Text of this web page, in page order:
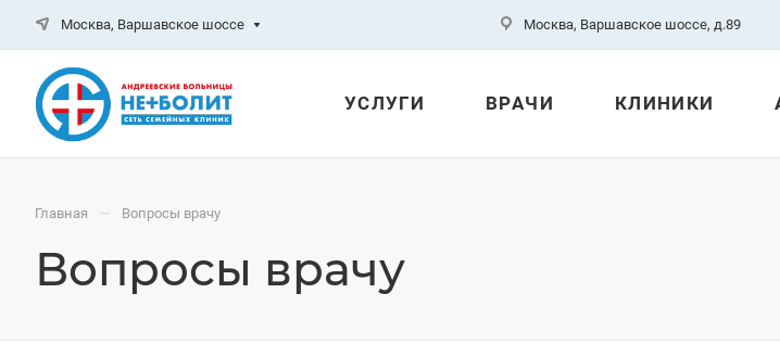
Москва, Варшавское шоссе Москва, Варшавское шоссе, д.89
УСЛУГИ ВРАЧИ КЛИНИКИ
Главная — Вопросы врачу
Вопросы врачу